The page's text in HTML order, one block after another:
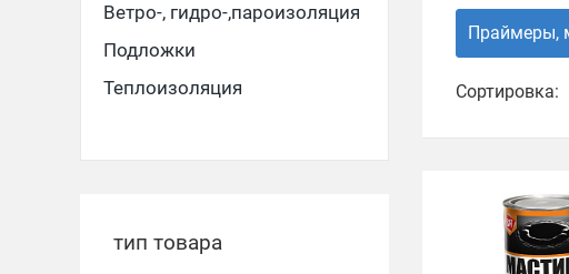
Ветро-, гидро-,пароизоляция
Подложки
Теплоизоляция
тип товара
Праймеры,
Сортировка: